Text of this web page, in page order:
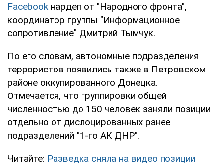
Facebook нардеп от "Народного фронта",
координатор группы "Информационное
сопротивление" Дмитрий Тымчук.
По его словам, автономные подразделения
террористов появились также в Петровском
районе оккупированного Донецка.
Отмечается, что группировки общей
численностью до 150 человек заняли позиции
отдельно от дислоцированных ранее
подразделений "1-го АК ДНР".
Читайте: Разведка сняла на видео позиции